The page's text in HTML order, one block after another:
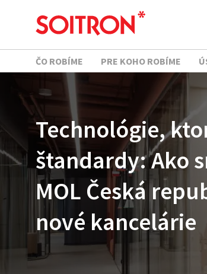
ČO ROBÍME PRE KOHO ROBÍME
Technológie,
štandardy: Ako
MOL Česká
nové kancelárie